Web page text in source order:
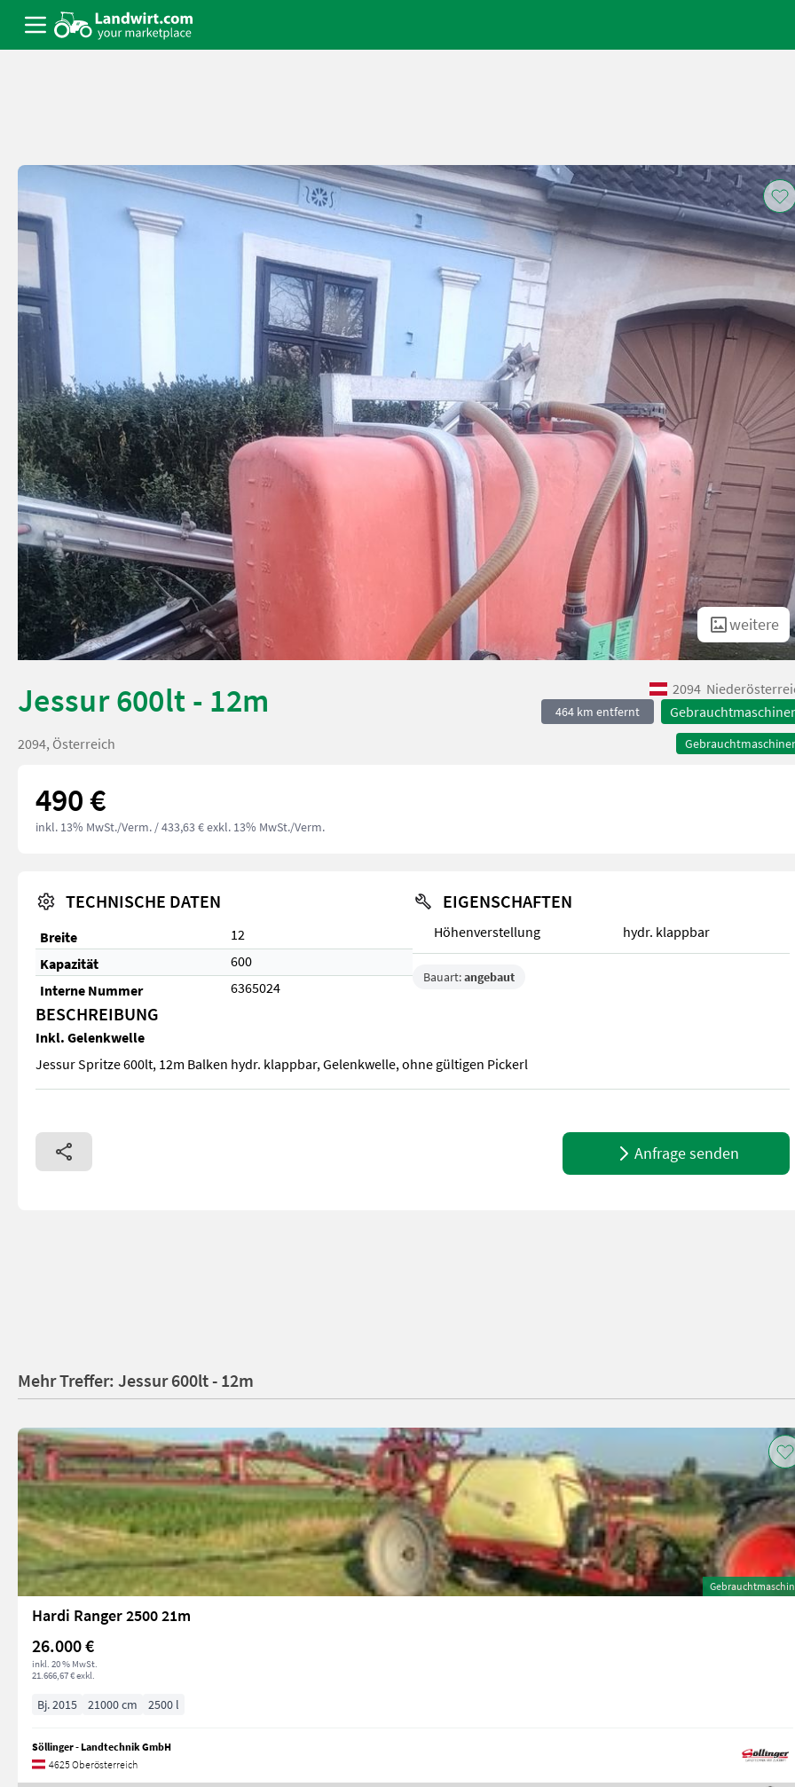
weitere
Jessur 600lt - 12m 2094
464 km entfernt
2094, Österreich
490 €
inkl. 13% MwSt./Verm. / 433,63 € exkl. 13% MwSt./Verm.
TECHNISCHE DATEN
Breite
12
Kapazität
600
Interne Nummer
6365024
EIGENSCHAFTEN
Höhenverstellung hydr. klappbar
Bauart:angebaut
BESCHREIBUNG
Inkl. Gelenkwelle
Jessur Spritze 600lt, 12m Balken hydr. klappbar, Gelenkwelle, ohne gültigen Pickerl
Jessur Spritze 600lt, 12m Balken hydr. klappbar, Gelenkwelle, ohne gültigen Pickerl
Anfrage senden
Mehr Treffer: Jessur 600lt - 12m
Hardi Ranger 2500 21m
26.000 €
inkl. 20 % MwSt.
21.666,67 € exkl.
Bj. 2015 21000 cm 2500 l
Söllinger - Landtechnik GmbH
4625 Oberösterreich